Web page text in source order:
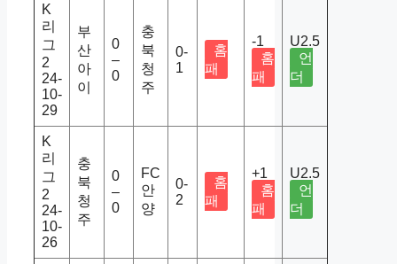
K
리
그
2
24-
10-
29
부
산
아
이
0
–
0
충
북
청
주
0-
1
홈
패
-1
홈
패
U2.5
언
더
K
리
그
2
24-
10-
26
충
북
청
주
0
–
0
FC
안
양
0-
2
홈
패
+1
홈
패
U2.5
언
더